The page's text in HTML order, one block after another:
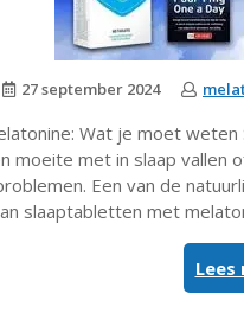
27 september 2024
Wat je moet
moeite met in slaap
Een van de
slaaptabletten met
Lees